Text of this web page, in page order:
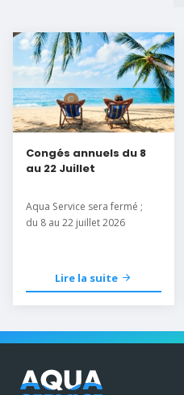
Congés annuels du 8
au 22 Juillet
Aqua Service sera fermé ;
du 8 au 22 juillet 2026
Lire la suite